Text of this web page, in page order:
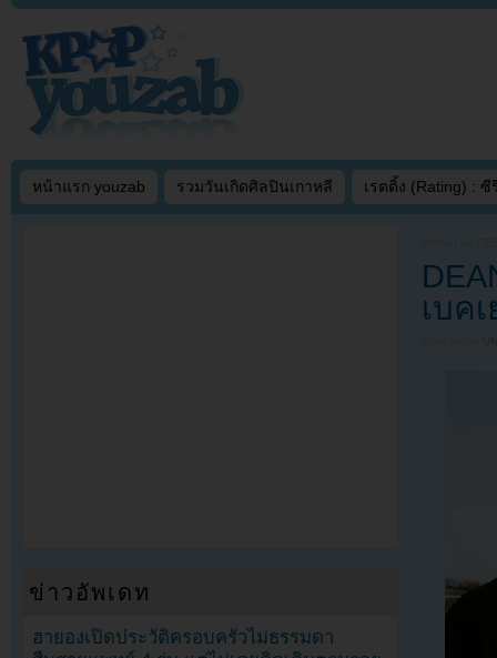
หน้าแรก youzab รวมวันเกิดศิลปินเกาหลี เรตติ้ง (Rating) : ซี
เบค
ข่าวอัพเดท
ฮายองเปิดประวัติครอบครัวไม่ธรรมดา